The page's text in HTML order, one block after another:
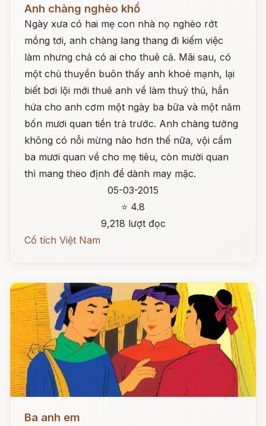
Anh chàng nghèo khổ
Ngày xưa có hai mẹ con nhà nọ nghèo rớt
mồng tơi, anh chàng lang thang đi kiếm việc
làm nhưng chả có ai cho thuê cả. Mãi sau, có
một chủ thuyền buôn thấy anh khoẻ mạnh, lại
biết bơi lội mới thuê anh về làm thuỷ thủ, hắn
hứa cho anh cơm một ngày ba bữa và một năm
bốn mươi quan tiền trả trước. Anh chàng tưởng
không có nỗi mừng nào hơn thế nữa, vội cầm
ba mươi quan về cho mẹ tiêu, còn mười quan
thì mang theo định để dành may mặc.
05-03-2015
⭐ 4.8
9,218 lượt đọc
Cổ tích Việt Nam
Ba anh em